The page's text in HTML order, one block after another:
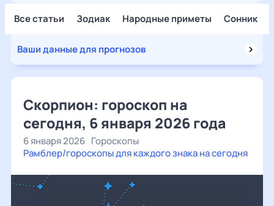
Все статьи Зодиак Народные приметы Сонник
Ваши данные для прогнозов
Скорпион: гороскоп на
сегодня, 6 января 2026 года
6 января 2026 Гороскопы
Рамблер/гороскопы для каждого знака на сегодня